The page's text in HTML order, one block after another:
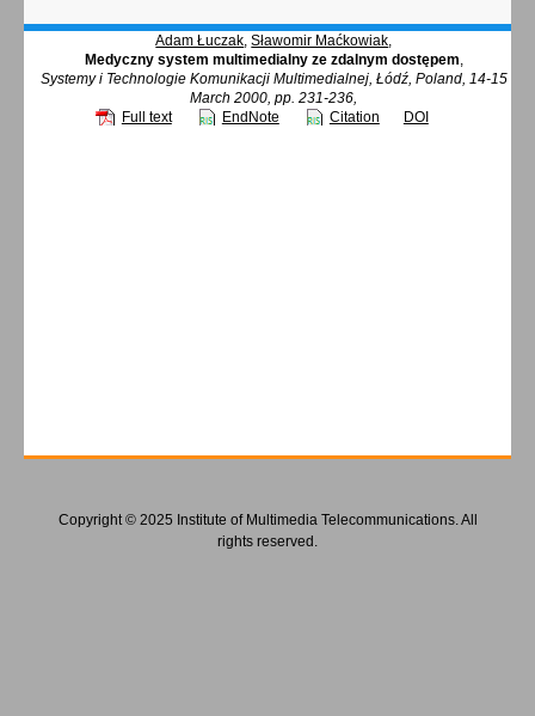
Adam Łuczak,Sławomir Maćkowiak,
Medyczny system multimedialny ze zdalnym dostępem,
Systemy i Technologie Komunikacji Multimedialnej, Łódź, Poland, 14-15
March 2000, pp. 231-236,
Full text
EndNote Citation DOI
Copyright © 2025 Institute of Multimedia Telecommunications. All
rights reserved.